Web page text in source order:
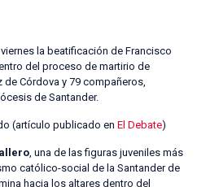
la beatificación de Francisco
del proceso de martirio de
de Córdova y 79 compañeros,
de Santander.
(artículo publicado en El Debate)
, una de las figuras juveniles más
católico-social de la Santander de
hacia los altares dentro del